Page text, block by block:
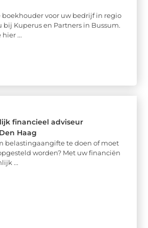
boekhouder voor uw bedrijf in regio
Kuperus en Partners in Bussum.
...
financieel adviseur
Haag
belastingaangifte te doen of moet
worden? Met uw financiën
...